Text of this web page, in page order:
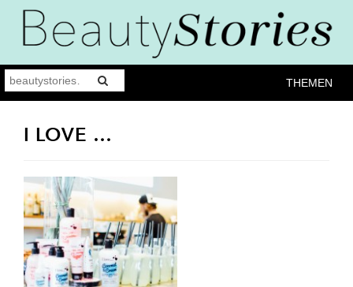
THEMEN
I LOVE …